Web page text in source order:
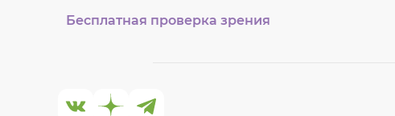
Бесплатная проверка зрения